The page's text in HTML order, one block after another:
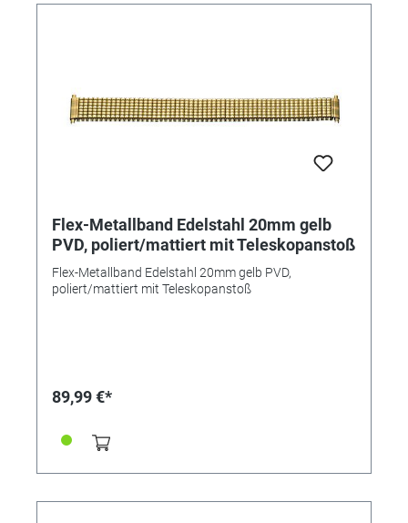
Flex-Metallband Edelstahl 20mm gelb
PVD, poliert/mattiert mit Teleskopanstoß
Flex-Metallband Edelstahl 20mm gelb PVD,
poliert/mattiert mit Teleskopanstoß
89,99 €*